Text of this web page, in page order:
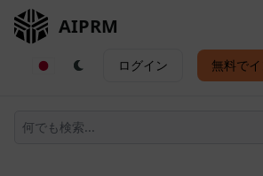
AIPRM
ログイン 無料で